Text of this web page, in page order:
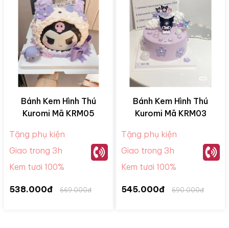
Bánh Kem Hình Thú
Kuromi Mã KRM05
Tặng phụ kiện
Giao trong 3h
Kem tươi 100%
538.000đ 669.000đ
Bánh Kem Hình Thú
Kuromi Mã KRM03
Tặng phụ kiện
Giao trong 3h
Kem tươi 100%
545.000đ 690.000đ